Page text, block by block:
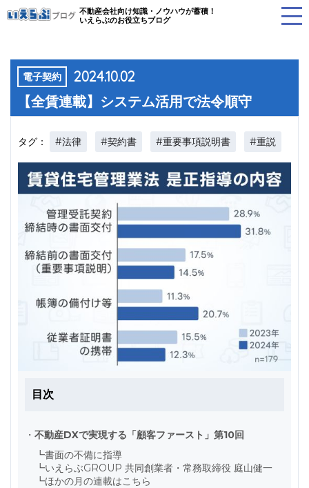
不動産会社向け知識・ノウハウが蓄積！
いえらぶのお役立ちブログ
電子契約 2024.10.02
【全賃連載】システム活用で法令順守
タグ： #法律 #契約書 #重要事項説明書 #重説
目次
・ 不動産DXで実現する「顧客ファースト」第10回
┗書面の不備に指導
┗いえらぶGROUP 共同創業者・常務取締役 庭山健一
┗ほかの月の連載はこちら